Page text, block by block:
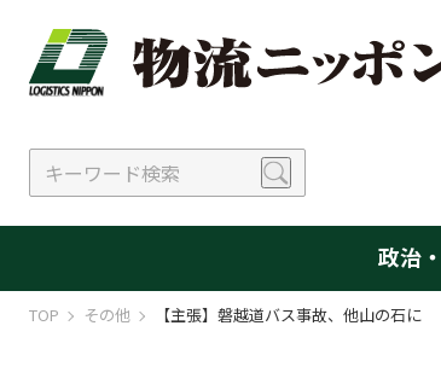
政治
TOP その他 【主張】磐越道バス事故、他山の石に